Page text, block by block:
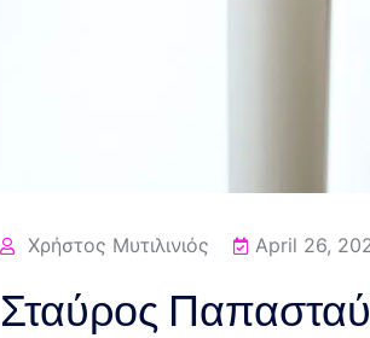
Χρήστος Μυτιλινιός April 26,
Σταύρος